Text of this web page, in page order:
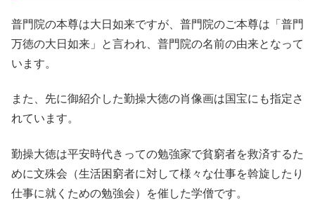
普門院の本尊は大日如来ですが、普門院のご本尊は「普門
万徳の大日如来」と言われ、普門院の名前の由来となって
います。
また、先に御紹介した勤操大徳の肖像画は国宝にも指定さ
れています。
勤操大徳は平安時代きっての勉強家で貧窮者を救済するた
めに文殊会（生活困窮者に対して様々な仕事を斡旋したり
仕事に就くための勉強会）を催した学僧です。